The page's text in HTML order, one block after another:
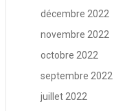
décembre 2022
novembre 2022
octobre 2022
septembre 2022
juillet 2022